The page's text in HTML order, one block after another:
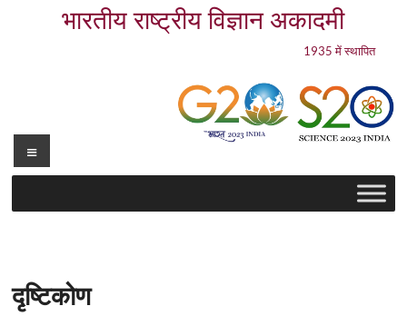
भारतीय राष्ट्रीय विज्ञान अकादमी
1935 में स्थापित
Menu
दृष्टिकोण